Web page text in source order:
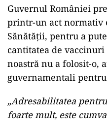
Guvernul României
printr-un act normativ
Sănătății, pentru a
cantitatea de vaccinuri
noastră nu a folosit-o,
guvernamentali pentru
„Adresabilitatea
foarte mult, este